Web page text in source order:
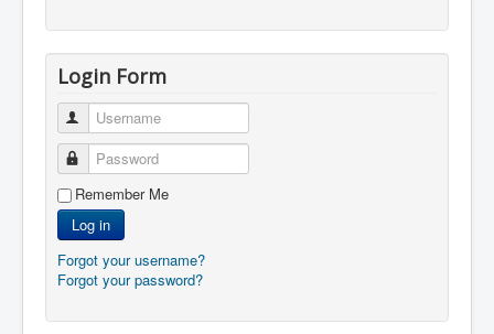
Login Form
Username
Password
Remember Me
Log in
Forgot your username?
Forgot your password?